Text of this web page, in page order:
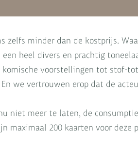
zelfs minder dan de kostprijs.
heel divers en prachtig
komische voorstellingen tot stof-
we vertrouwen erop dat de
niet meer te laten, de
maximaal 200 kaarten voor deze